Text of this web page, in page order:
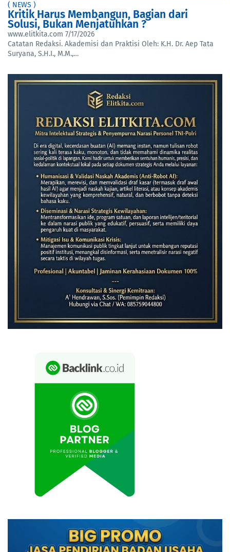
( NEWS )
Kritik Harus Membangun, Bagian dari
Solusi, Bukan Menjatuhkan ?
www.elitkita.com 7/17/2026
Catatan Redaksi. Akademisi dan Praktisi Oleh: K.H. Dr. Aep Tata
Suryana, S.H.I., M.M.,…